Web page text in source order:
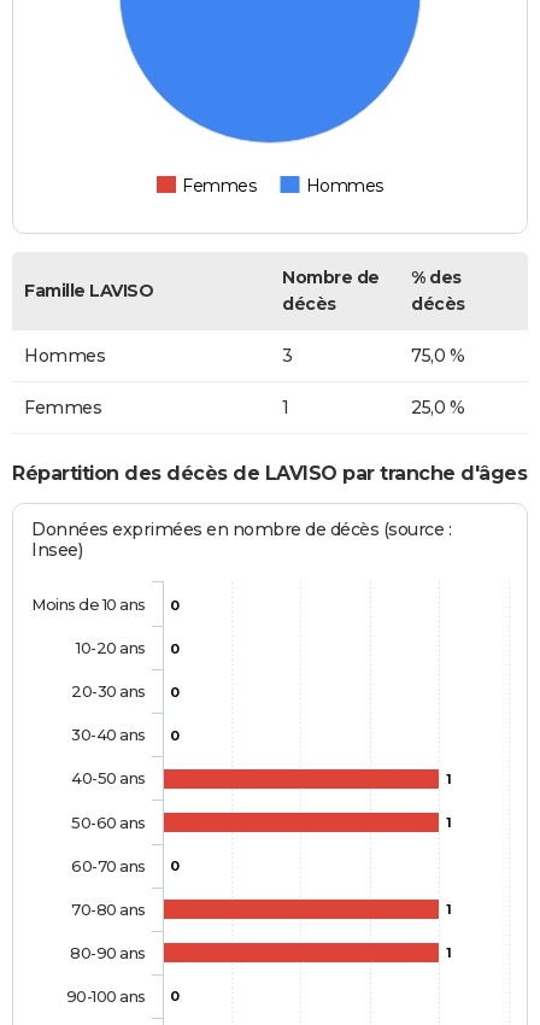
Femmes Hommes
Famille LAVISO
Nombre de
décès
% des
décès
Hommes 3 75,0 %
Femmes 1 25,0 %
Répartition des décès de LAVISO par tranche d'âges
Données exprimées en nombre de décès (source :
Insee)
0
0
0
0
1
1
0
1
1
0
Moins de 10 ans
10-20 ans
20-30 ans
30-40 ans
40-50 ans
50-60 ans
60-70 ans
70-80 ans
80-90 ans
90-100 ans